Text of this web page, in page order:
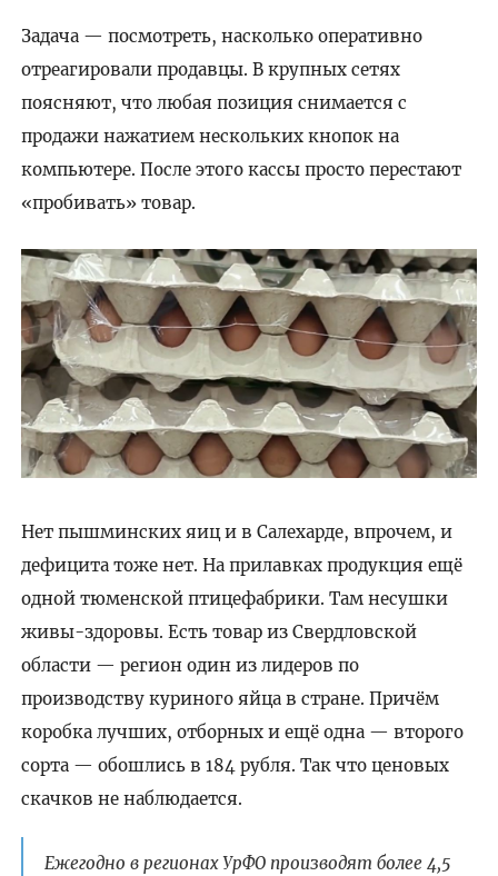
Задача — посмотреть, насколько оперативно
отреагировали продавцы. В крупных сетях
поясняют, что любая позиция снимается с
продажи нажатием нескольких кнопок на
компьютере. После этого кассы просто перестают
«пробивать» товар.
Нет пышминских яиц и в Салехарде, впрочем, и
дефицита тоже нет. На прилавках продукция ещё
одной тюменской птицефабрики. Там несушки
живы-здоровы. Есть товар из Свердловской
области — регион один из лидеров по
производству куриного яйца в стране. Причём
коробка лучших, отборных и ещё одна — второго
сорта — обошлись в 184 рубля. Так что ценовых
скачков не наблюдается.
Ежегодно в регионах УрФО производят более 4,5